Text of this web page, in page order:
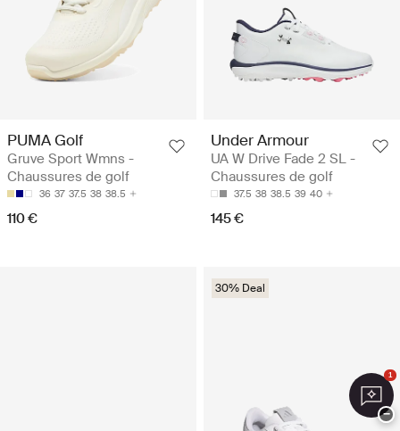
PUMA Golf
Gruve Sport Wmns -
Chaussures de golf
36 37 37.5 38 38.5
110 €
Under Armour
UA W Drive Fade 2 SL -
Chaussures de golf
37.5 38 38.5 39 40
145 €
30% Deal
1
−